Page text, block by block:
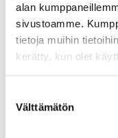
alan
sivustoamme.
tietoja muihin
kerätty, kun olet
valinta
Välttämätön